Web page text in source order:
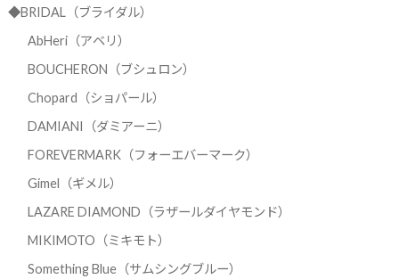
◆BRIDAL（ブライダル）
AbHeri（アベリ）
BOUCHERON（ブシュロン）
Chopard（ショパール）
DAMIANI（ダミアーニ）
FOREVERMARK（フォーエバーマーク）
Gimel（ギメル）
LAZARE DIAMOND（ラザールダイヤモンド）
MIKIMOTO（ミキモト）
Something Blue（サムシングブルー）